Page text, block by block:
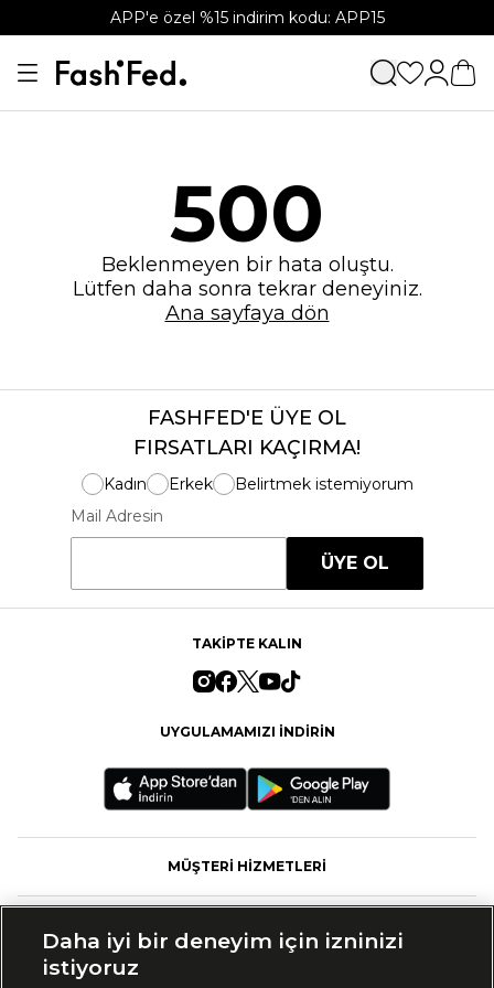
APP'e özel %15 indirim kodu: APP15
500
Beklenmeyen bir hata oluştu.
Lütfen daha sonra tekrar deneyiniz.
Ana sayfaya dön
FASHFED'E ÜYE OL
FIRSATLARI KAÇIRMA!
Kadın Erkek
Belirtmek istemiyorum
Mail Adresin
ÜYE OL
TAKİPTE KALIN
UYGULAMAMIZI İNDİRİN
MÜŞTERİ HİZMETLERİ
Daha iyi bir deneyim için izninizi
istiyoruz